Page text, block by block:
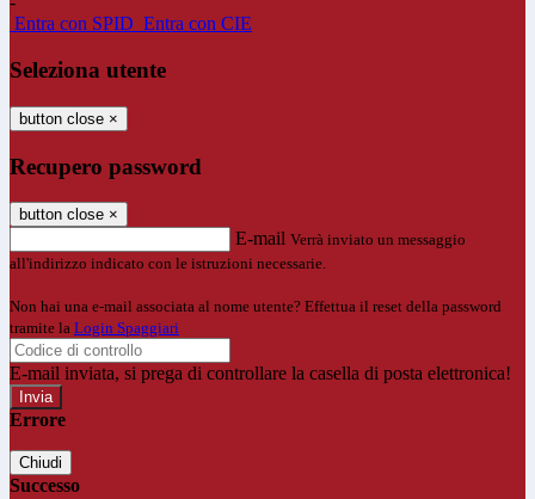
Entra con SPID Entra con CIE
Seleziona utente
button close ×
Recupero password
button close ×
E-mail Verrà inviato un messaggio
all'indirizzo indicato con le istruzioni necessarie.
Non hai una e-mail associata al nome utente? Effettua il reset della password
tramite la Login Spaggiari
E-mail inviata, si prega di controllare la casella di posta elettronica!
Errore
Chiudi
Successo